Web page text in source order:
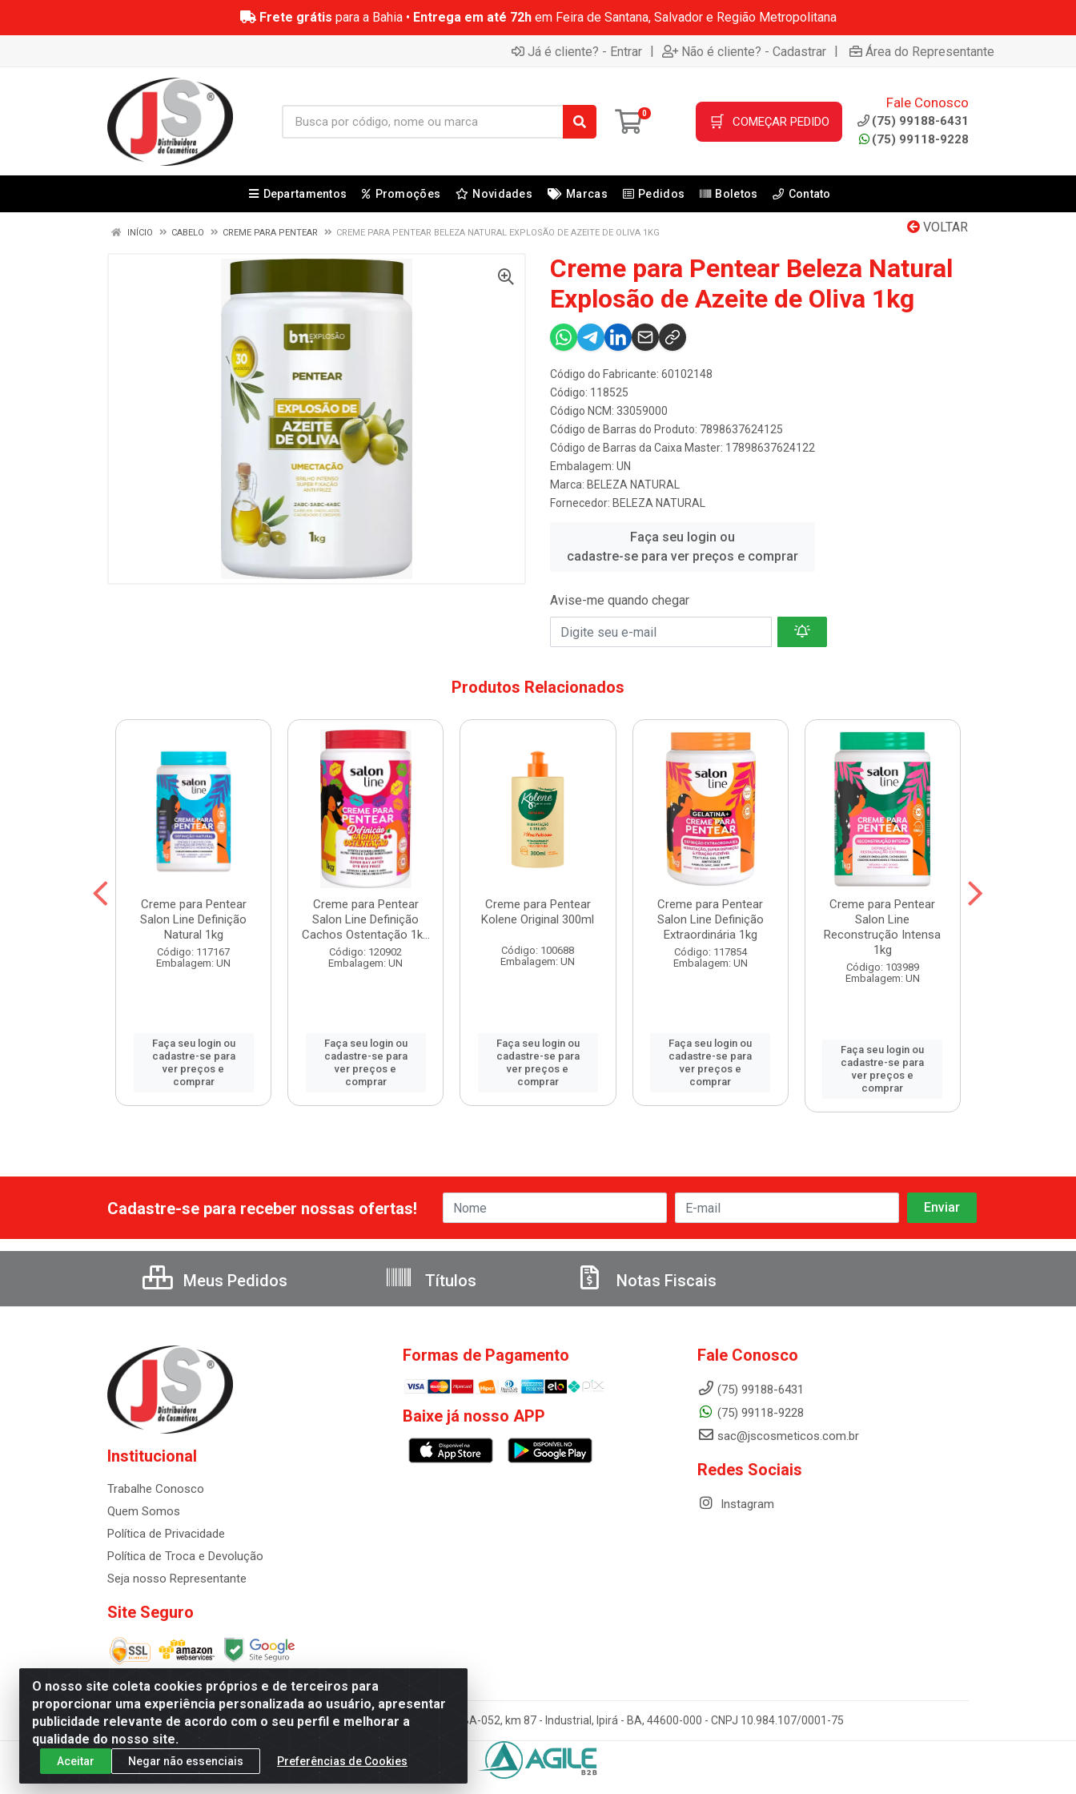
Frete grátis para a Bahia • Entrega em até 72hem Feira de Santana, Salvador e Região Metropolitana
Já é cliente? - Entrar | Não é cliente? - Cadastrar | Área do Representante
0 🛒 COMEÇAR PEDIDO
Fale Conosco
(75) 99188-6431
(75) 99118-9228
Departamentos Promoções Novidades Marcas Pedidos Boletos Contato
VOLTAR
INÍCIO CABELO CREME PARA PENTEAR CREME PARA PENTEAR BELEZA NATURAL EXPLOSÃO DE AZEITE DE OLIVA 1KG
Creme para Pentear Beleza Natural
Explosão de Azeite de Oliva 1kg
Código do Fabricante: 60102148
Código: 118525
Código NCM: 33059000
Código de Barras do Produto: 7898637624125
Código de Barras da Caixa Master: 17898637624122
Embalagem: UN
Marca: BELEZA NATURAL
Fornecedor: BELEZA NATURAL
Faça seu login ou
cadastre-se para ver preços e comprar
Avise-me quando chegar
Produtos Relacionados
Creme para Pentear
Salon Line Definição
Natural 1kg
Código: 117167
Embalagem: UN
Faça seu login ou
cadastre-se para
ver preços e
comprar
Creme para Pentear
Salon Line Definição
Cachos Ostentação 1k...
Código: 120902
Embalagem: UN
Faça seu login ou
cadastre-se para
ver preços e
comprar
Creme para Pentear
Kolene Original 300ml
Código: 100688
Embalagem: UN
Faça seu login ou
cadastre-se para
ver preços e
comprar
Creme para Pentear
Salon Line Definição
Extraordinária 1kg
Código: 117854
Embalagem: UN
Faça seu login ou
cadastre-se para
ver preços e
comprar
Creme para Pentear
Salon Line
Reconstrução Intensa
1kg
Código: 103989
Embalagem: UN
Faça seu login ou
cadastre-se para
ver preços e
comprar
O nosso site coleta cookies próprios e de terceiros para
proporcionar uma experiência personalizada ao usuário, apresentar
publicidade relevante de acordo com o seu perfil e melhorar a
qualidade do nosso site.
Aceitar Negar não essenciais Preferências de Cookies
Cadastre-se para receber nossas ofertas!
Meus Pedidos Títulos Notas Fiscais
Institucional
Trabalhe Conosco
Quem Somos
Política de Privacidade
Política de Troca e Devolução
Seja nosso Representante
Site Seguro
Formas de Pagamento
Baixe já nosso APP
Fale Conosco
(75) 99188-6431
(75) 99118-9228
sac@jscosmeticos.com.br
Redes Sociais
Instagram
Distribuidora de Cosméticos Antoneto LTDA - BA-052, km 87 - Industrial, Ipirá - BA, 44600-000 - CNPJ 10.984.107/0001-75